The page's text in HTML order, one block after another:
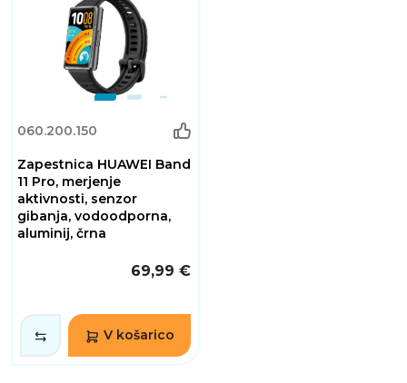
060.200.150
Zapestnica HUAWEI Band
11 Pro, merjenje
aktivnosti, senzor
gibanja, vodoodporna,
aluminij, črna
69,99 €
V košarico